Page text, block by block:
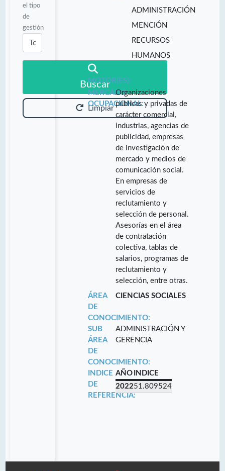
el tipo
de
gestión
Buscar
Limpiar
ADMINISTRACIÓN
MENCIÓN
RECURSOS
HUMANOS
MOTOR(ES):
MERCADO
OCUPACIONAL:
Organizaciones
públicas y privadas de
carácter comercial,
industrias, agencias de
publicidad, empresas
de investigación de
mercado y medios de
comunicación social.
En empresas de
servicios de
reclutamiento y
selección de personal.
Asesorías en el área
de contratación
colectiva, tablas de
salarios, programas de
reclutamiento y
selección, entre otras.
ÁREA
DE
CONOCIMIENTO:
CIENCIAS SOCIALES
SUB
ÁREA
DE
CONOCIMIENTO:
ADMINISTRACIÓN Y
GERENCIA
INDICE
DE
REFERENCIA:
AÑO INDICE
202251.809524